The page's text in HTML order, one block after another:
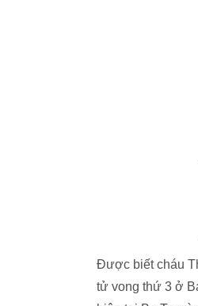
Được biết cháu
tử vong thứ 3 ở